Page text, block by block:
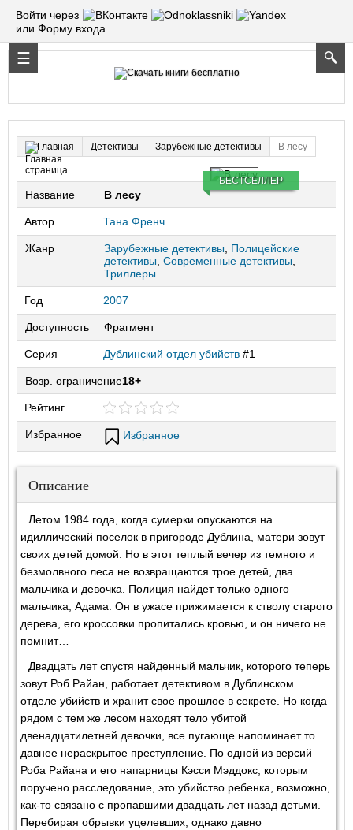
Войти через
или Форму входа
Главная Детективы Зарубежные детективы В лесу
БЕСТСЕЛЛЕР
Название В лесу
Автор Тана Френч
Жанр Зарубежные детективы, Полицейские
детективы, Современные детективы,
Триллеры
Год 2007
Доступность Фрагмент
Серия Дублинский отдел убийств #1
Возр. ограничение18+
Рейтинг
Избранное Избранное
Описание
Летом 1984 года, когда сумерки опускаются на
идиллический поселок в пригороде Дублина, матери зовут
своих детей домой. Но в этот теплый вечер из темного и
безмолвного леса не возвращаются трое детей, два
мальчика и девочка. Полиция найдет только одного
мальчика, Адама. Он в ужасе прижимается к стволу старого
дерева, его кроссовки пропитались кровью, и он ничего не
помнит…
Двадцать лет спустя найденный мальчик, которого теперь
зовут Роб Райан, работает детективом в Дублинском
отделе убийств и хранит свое прошлое в секрете. Но когда
рядом с тем же лесом находят тело убитой
двенадцатилетней девочки, все пугающе напоминает то
давнее нераскрытое преступление. По одной из версий
Роба Райана и его напарницы Кэсси Мэддокс, которым
поручено расследование, это убийство ребенка, возможно,
как-то связано с пропавшими двадцать лет назад детьми.
Перебирая обрывки уцелевших, однако давно